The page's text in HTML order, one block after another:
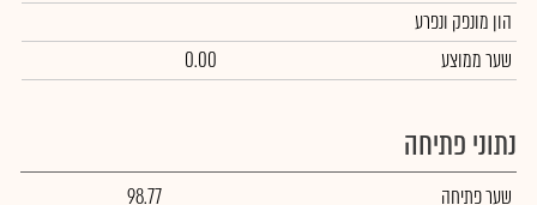
הון מונפק ונפרע
שער ממוצע
0.00
נתוני פתיחה
שער פתיחה 98.77